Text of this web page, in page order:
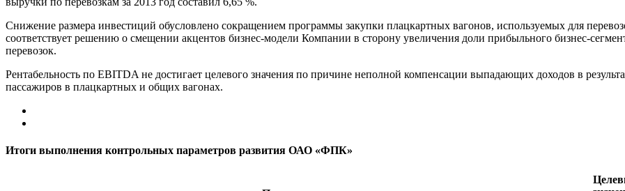
Снижение размера инвестиций обусловлено сокращением программы закупки плацкартных вагонов, используемых для
соответствует решению о смещении акцентов бизнес-модели Компании в сторону увеличения доли прибыльного бизнес-
перевозок.
Рентабельность по EBITDA не достигает целевого значения по причине неполной компенсации выпадающих доходов в
пассажи­ров в плацкартных и общих вагонах.
Итоги выполнения контрольных параметров развития ОАО «ФПК»